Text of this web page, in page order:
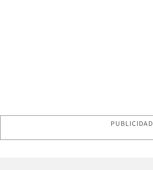
PUBLICIDAD